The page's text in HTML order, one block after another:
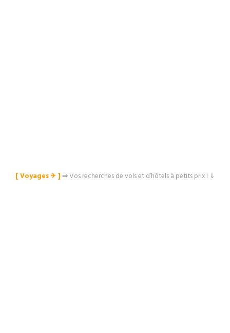
[ Voyages ✈︎ ]⇒Vos recherches de vols et d’hôtels à petits prix ! ⇓